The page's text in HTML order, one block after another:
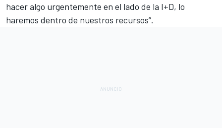
hacer algo urgentemente en el lado de la I+D, lo
haremos dentro de nuestros recursos”.